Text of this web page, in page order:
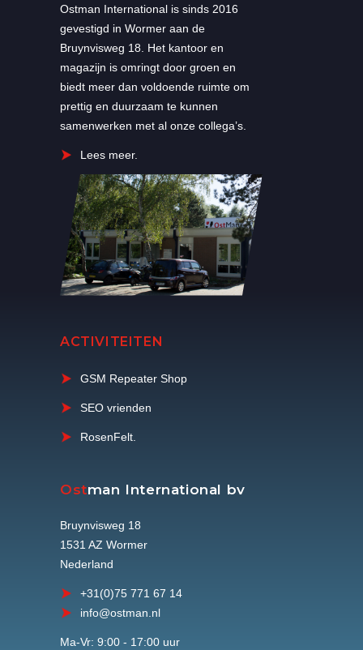
Ostman International is sinds 2016
gevestigd in Wormer aan de
Bruynvisweg 18. Het kantoor en
magazijn is omringt door groen en
biedt meer dan voldoende ruimte om
prettig en duurzaam te kunnen
samenwerken met al onze collega’s.
Lees meer.
ACTIVITEITEN
GSM Repeater Shop
SEO vrienden
RosenFelt.
Ostman International bv
Bruynvisweg 18
1531 AZ Wormer
Nederland
+31(0)75 771 67 14
info@ostman.nl
Ma-Vr: 9:00 - 17:00 uur